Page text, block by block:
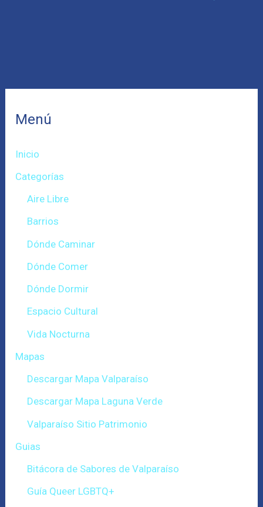
Menú
Inicio
Categorías
Aire Libre
Barrios
Dónde Caminar
Dónde Comer
Dónde Dormir
Espacio Cultural
Vida Nocturna
Mapas
Descargar Mapa Valparaíso
Descargar Mapa Laguna Verde
Valparaíso Sitio Patrimonio
Guias
Bitácora de Sabores de Valparaíso
Guía Queer LGBTQ+